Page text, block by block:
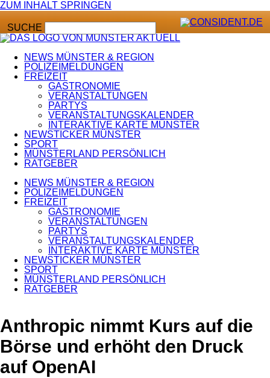
ZUM INHALT SPRINGEN
SUCHE
NEWS MÜNSTER & REGION
POLIZEIMELDUNGEN
FREIZEIT
GASTRONOMIE
VERANSTALTUNGEN
PARTYS
VERANSTALTUNGSKALENDER
INTERAKTIVE KARTE MÜNSTER
NEWSTICKER MÜNSTER
SPORT
MÜNSTERLAND PERSÖNLICH
RATGEBER
NEWS MÜNSTER & REGION
POLIZEIMELDUNGEN
FREIZEIT
GASTRONOMIE
VERANSTALTUNGEN
PARTYS
VERANSTALTUNGSKALENDER
INTERAKTIVE KARTE MÜNSTER
NEWSTICKER MÜNSTER
SPORT
MÜNSTERLAND PERSÖNLICH
RATGEBER
ANZEIGE
Anthropic nimmt Kurs auf die
Börse und erhöht den Druck
auf OpenAI